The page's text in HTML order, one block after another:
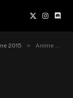
X
(Twitter)
2015 » Anime Automne 2015 – Kowabon – Ruru-Berryz MoePop